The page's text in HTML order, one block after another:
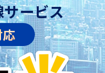
ービス